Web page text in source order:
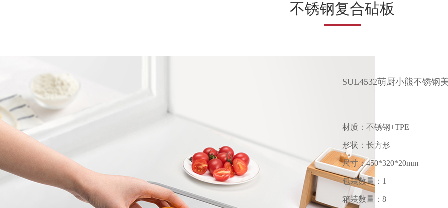
不锈钢复合砧板
SUL4532萌厨小熊不锈钢
材质：不锈钢+TPE
形状：长方形
尺寸：450*320*20mm
包装数量：1
箱装数量：8